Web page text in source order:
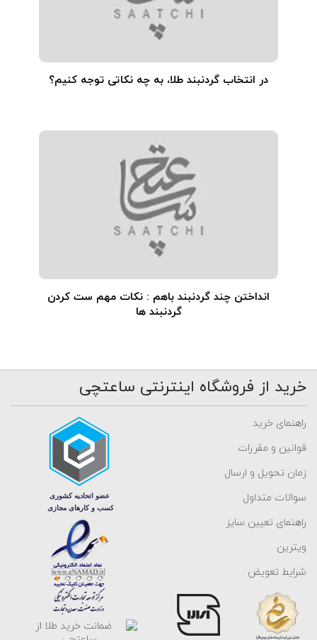
در انتخاب گردنبند طلا‌، به چه نکاتی توجه کنیم؟
انداختن چند گردنبند باهم : نکات مهم ست کردن
گردنبند ها
خرید از فروشگاه اینترنتی ساعتچی
راهنمای خرید
قوانین و مقررات
زمان تحویل و ارسال
سوالات متداول
راهنمای تعیین سایز
ویترین
شرایط تعویض